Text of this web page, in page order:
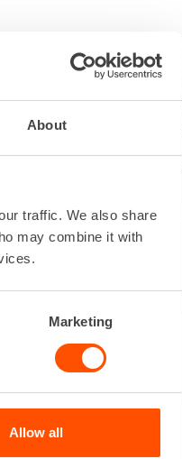
About
traffic. We also share
may combine it with
Marketing
Allow all
Ensimmäinen pv
Seuraavat pv
Alv 0 %